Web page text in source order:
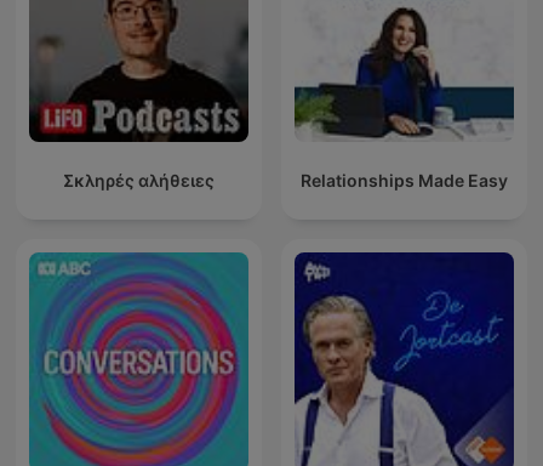
Relationships Made Easy
Σκληρές αλήθειες